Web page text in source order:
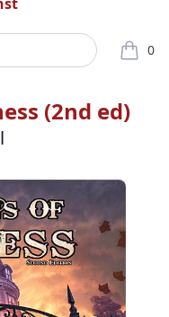
0
varor i
(2nd ed)